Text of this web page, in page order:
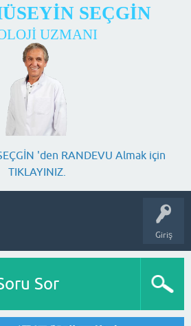
SEÇGİN
UZMANI
'den RANDEVU Almak için
TIKLAYINIZ.
Giriş
Sor